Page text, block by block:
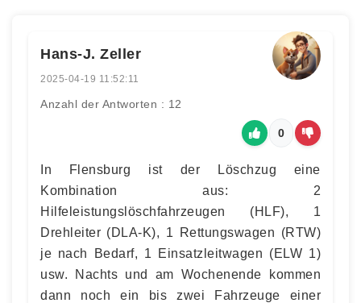
Hans-J. Zeller
2025-04-19 11:52:11
Anzahl der Antworten : 12
0
In Flensburg ist der Löschzug eine
Kombination aus: 2
Hilfeleistungslöschfahrzeugen (HLF), 1
Drehleiter (DLA-K), 1 Rettungswagen (RTW)
je nach Bedarf, 1 Einsatzleitwagen (ELW 1)
usw. Nachts und am Wochenende kommen
dann noch ein bis zwei Fahrzeuge einer